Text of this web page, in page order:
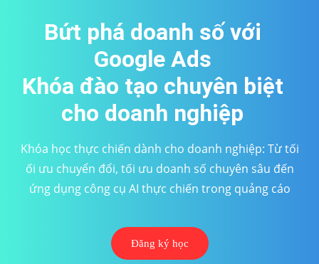
Bứt phá doanh số với
Google Ads
Khóa đào tạo chuyên biệt
cho doanh nghiệp
Khóa học thực chiến dành cho doanh nghiệp: Từ tối
ối ưu chuyển đổi, tối ưu doanh số chuyên sâu đến
ứng dụng công cụ AI thực chiến trong quảng cáo
Đăng ký học